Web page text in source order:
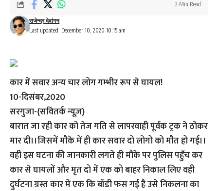
Last updated: December 10, 2020 10:15 am
राजेन्द्र देवांगन
2 Min Read
कार में सवार अन्य चार लोग गम्भीर रूप से घायल!
10-दिसंबर,2020
सरगुजा-{सवितर्क न्यूज़}
बारात जा रही कार को तेज गति से लापरवाही पूर्वक ट्रक ने ठोकर
मार दी।।जिसमें मौके में ही कार सवार दो लोगो को मौत हो गई।।
वही इस घटना की जानकारी लगते ही मौके पर पुलिस पहुँच कर
कार से घायलों और मृत दो में एक को बाहर निकाल लिए वही
दुर्घटना ग्रस्त कार में एक कि बॉडी फस गई है उसे निकलना का